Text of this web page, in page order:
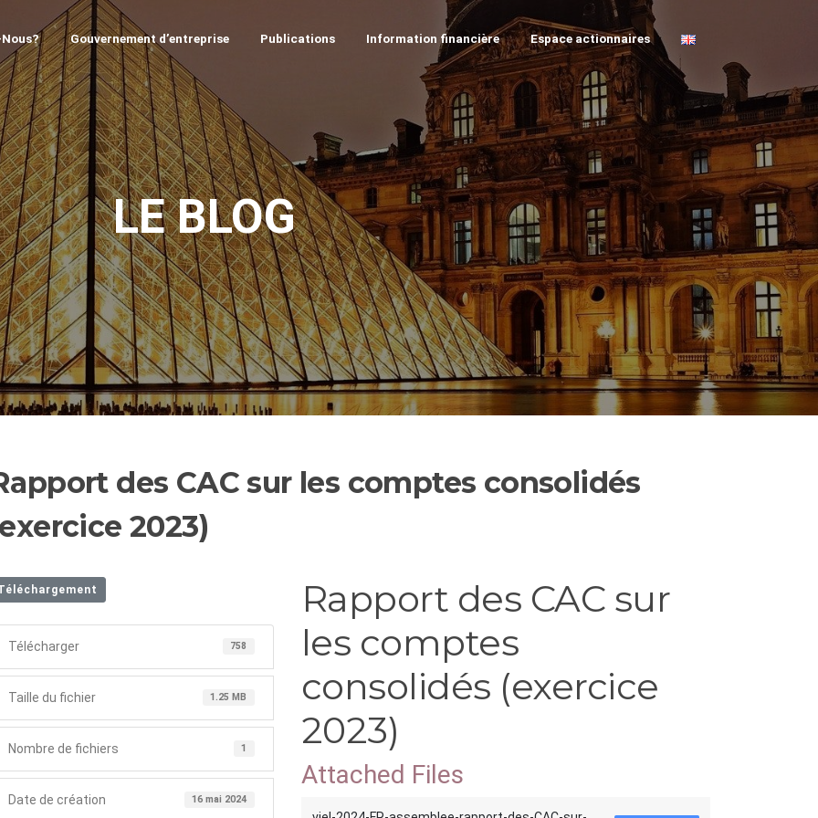
Gouvernement d’entreprise Publications Information financière Espace actionnaires
LE BLOG
des CAC sur les comptes consolidés
2023)
Télécharger 758
Taille du fichier 1.25 MB
Nombre de fichiers 1
Date de création 16 mai 2024
Rapport des CAC sur
les comptes
consolidés (exercice
2023)
Attached Files